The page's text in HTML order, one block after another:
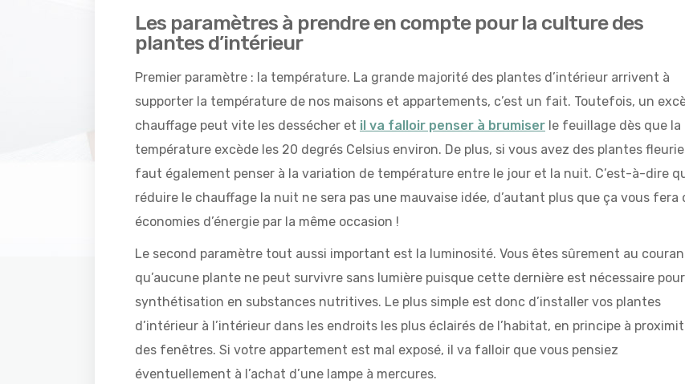
Les paramètres à prendre en compte pour la culture des
plantes d’intérieur
Premier paramètre : la température. La grande majorité des plantes d’intérieur arrivent à
supporter la température de nos maisons et appartements, c’est un fait. Toutefois, un
chauffage peut vite les dessécher et il va falloir penser à brumiser le feuillage dès que la
température excède les 20 degrés Celsius environ. De plus, si vous avez des plantes
faut également penser à la variation de température entre le jour et la nuit. C’est-à-dire
réduire le chauffage la nuit ne sera pas une mauvaise idée, d’autant plus que ça vous fera
économies d’énergie par la même occasion !
Le second paramètre tout aussi important est la luminosité. Vous êtes sûrement au
qu’aucune plante ne peut survivre sans lumière puisque cette dernière est nécessaire
synthétisation en substances nutritives. Le plus simple est donc d’installer vos plantes
d’intérieur à l’intérieur dans les endroits les plus éclairés de l’habitat, en principe à
des fenêtres. Si votre appartement est mal exposé, il va falloir que vous pensiez
éventuellement à l’achat d’une lampe à mercures.